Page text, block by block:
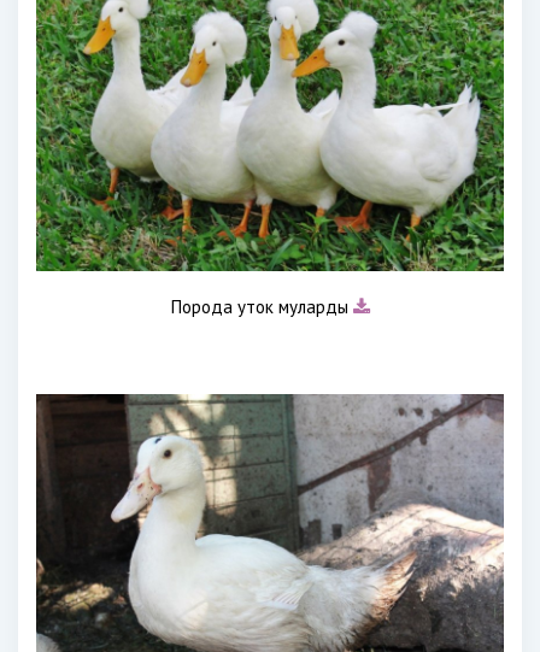
Порода уток муларды